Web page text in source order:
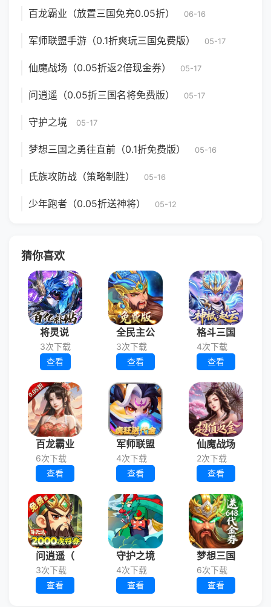
百龙霸业（放置三国免充0.05折） 06-16
军师联盟手游（0.1折爽玩三国免费版） 05-17
仙魔战场（0.05折返2倍现金券） 05-17
问逍遥（0.05折三国名将免费版） 05-17
守护之境 05-17
梦想三国之勇往直前（0.1折免费版） 05-16
氏族攻防战（策略制胜） 05-16
少年跑者（0.05折送神将） 05-12
猜你喜欢
将灵说
3次下载
查看
全民主公
3次下载
查看
格斗三国
4次下载
查看
百龙霸业
6次下载
查看
军师联盟
4次下载
查看
仙魔战场
2次下载
查看
问逍遥（
3次下载
查看
守护之境
4次下载
查看
梦想三国
6次下载
查看